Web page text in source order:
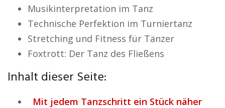
Musikinterpretation im Tanz
Technische Perfektion im Turniertanz
Stretching und Fitness für Tänzer
Foxtrott: Der Tanz des Fließens
Inhalt dieser Seite:
Mit jedem Tanzschritt ein Stück näher